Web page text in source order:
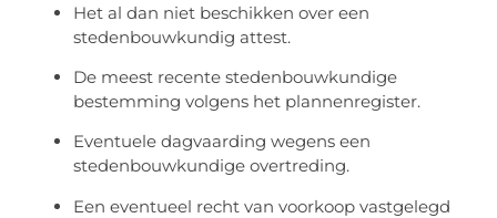
Het al dan niet beschikken over een
stedenbouwkundig attest.
De meest recente stedenbouwkundige
bestemming volgens het plannenregister.
Eventuele dagvaarding wegens een
stedenbouwkundige overtreding.
Een eventueel recht van voorkoop vastgelegd